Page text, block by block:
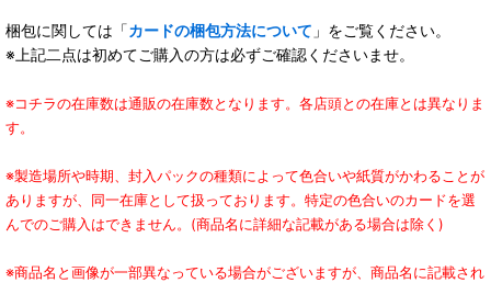
梱包に関しては「カードの梱包方法について 」をご覧ください。
※上記二点は初めてご購入の方は必ずご確認くださいませ。
※コチラの在庫数は通販の在庫数となります。各店頭との在庫とは異なりま
す。
※製造場所や時期、封入パックの種類によって色合いや紙質がかわることが
ありますが、同一在庫として扱っております。特定の色合いのカードを選
んでのご購入はできません。(商品名に詳細な記載がある場合は除く)
※商品名と画像が一部異なっている場合がございますが、商品名に記載され